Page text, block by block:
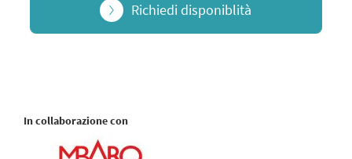
Richiedi disponiblità
In collaborazione con